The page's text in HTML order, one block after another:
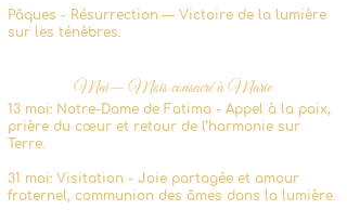
Pâques - Résurrection — Victoire de la lumière
sur les ténèbres.
Mai— Mois consacré à Marie
13 mai: Notre-Dame de Fatima - Appel à la paix,
prière du cœur et retour de l’harmonie sur
Terre.
31 mai: Visitation - Joie partagée et amour
fraternel, communion des âmes dans la lumière.